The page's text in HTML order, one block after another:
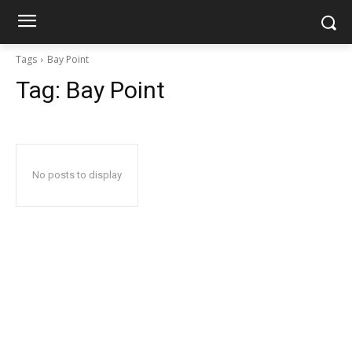
Tags Bay Point
Tag: Bay Point
No posts to display